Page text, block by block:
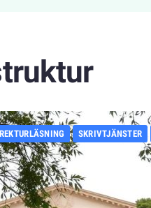
SKRIVTJÄNSTER